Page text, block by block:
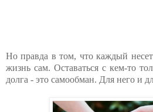
Но правда в том, что каждый несет
жизнь сам. Оставаться с кем-то
долга - это самообман. Для него и